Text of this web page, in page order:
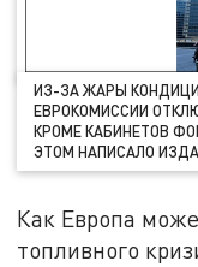
ИЗ-ЗА ЖАРЫ
ЕВРОКОМИССИИ
КРОМЕ КАБИНЕТОВ
ЭТОМ НАПИСАЛО
Как Европа
топливного